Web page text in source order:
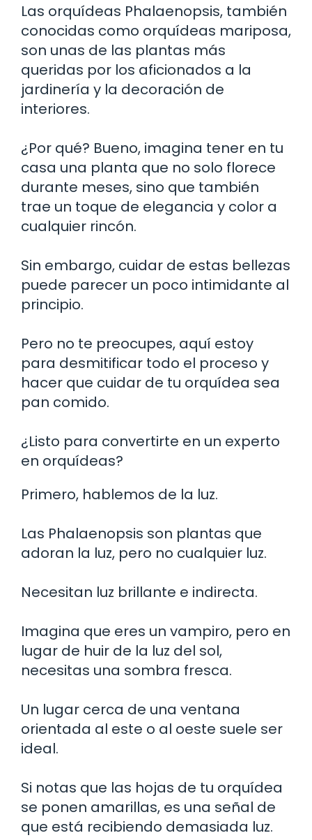
Las orquídeas Phalaenopsis, también
conocidas como orquídeas mariposa,
son unas de las plantas más
queridas por los aficionados a la
jardinería y la decoración de
interiores.
¿Por qué? Bueno, imagina tener en tu
casa una planta que no solo florece
durante meses, sino que también
trae un toque de elegancia y color a
cualquier rincón.
Sin embargo, cuidar de estas bellezas
puede parecer un poco intimidante al
principio.
Pero no te preocupes, aquí estoy
para desmitificar todo el proceso y
hacer que cuidar de tu orquídea sea
pan comido.
¿Listo para convertirte en un experto
en orquídeas?
Primero, hablemos de la luz.
Las Phalaenopsis son plantas que
adoran la luz, pero no cualquier luz.
Necesitan luz brillante e indirecta.
Imagina que eres un vampiro, pero en
lugar de huir de la luz del sol,
necesitas una sombra fresca.
Un lugar cerca de una ventana
orientada al este o al oeste suele ser
ideal.
Si notas que las hojas de tu orquídea
se ponen amarillas, es una señal de
que está recibiendo demasiada luz.